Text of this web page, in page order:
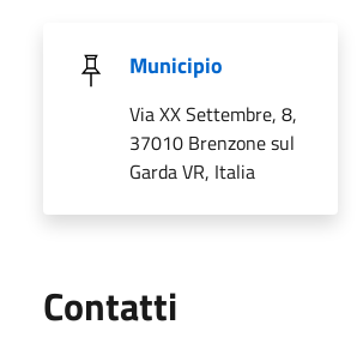
Municipio
Via XX Settembre, 8,
37010 Brenzone sul
Garda VR, Italia
Contatti